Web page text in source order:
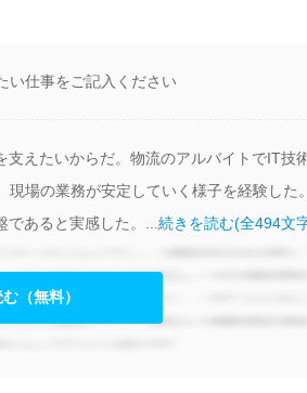
い仕事をご記入ください
えたいからだ。物流のアルバイトでIT技
場の業務が安定していく様子を経験した
あると実感した。... 続きを読む(全494文
（無料）